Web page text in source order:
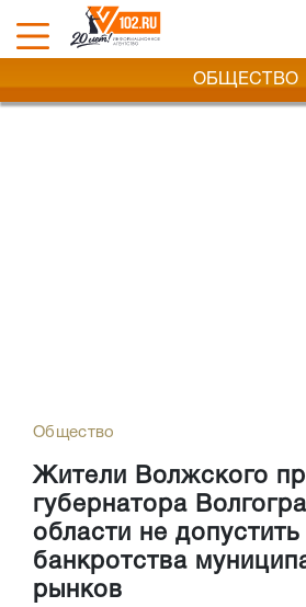
ОБЩЕСТВО
Общество
Жители Волжского
губернатора
области не допустить
банкротства
рынков